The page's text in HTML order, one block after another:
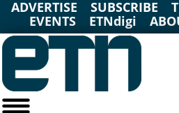
ADVERTISE SUBSCRIBE
EVENTS
ETNdigi